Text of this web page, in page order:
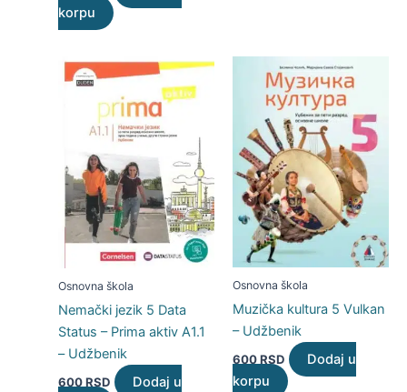
korpu
Osnovna škola
Nemački jezik 5 Data
Status – Prima aktiv A1.1
– Udžbenik
600RSD
Dodaj u
Osnovna škola
Muzička kultura 5 Vulkan
– Udžbenik
600RSD
Dodaj u
korpu